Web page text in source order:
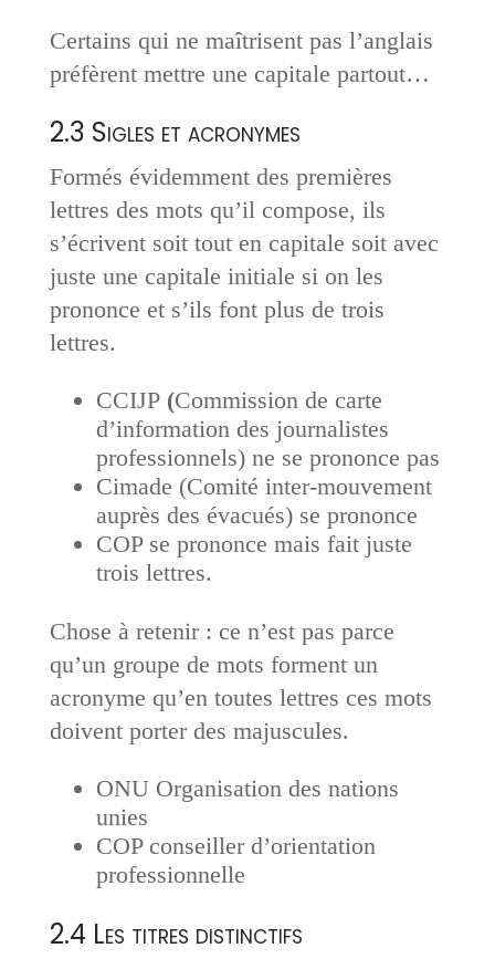
Certains qui ne maîtrisent pas l’anglais
préfèrent mettre une capitale partout…
2.3 Sigles et acronymes
Formés évidemment des premières
lettres des mots qu’il compose, ils
s’écrivent soit tout en capitale soit avec
juste une capitale initiale si on les
prononce et s’ils font plus de trois
lettres.
CCIJP(Commission de carte
d’information des journalistes
professionnels) ne se prononce pas
Cimade (Comité inter-mouvement
auprès des évacués) se prononce
COP se prononce mais fait juste
trois lettres.
Chose à retenir : ce n’est pas parce
qu’un groupe de mots forment un
acronyme qu’en toutes lettres ces mots
doivent porter des majuscules.
ONU Organisation des nations
unies
COP conseiller d’orientation
professionnelle
2.4 Les titres distinctifs